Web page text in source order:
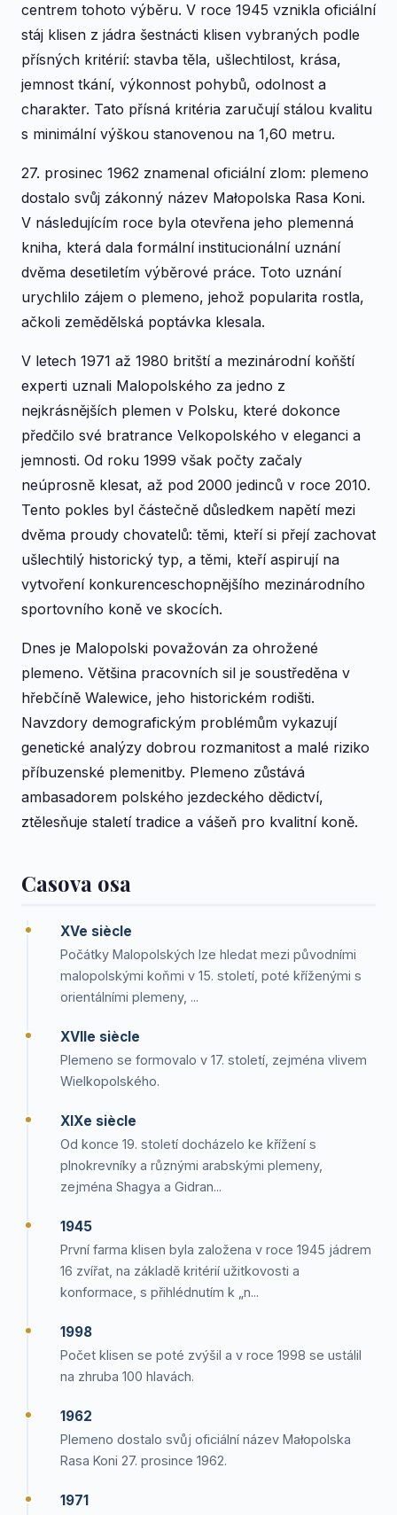
centrem tohoto výběru. V roce 1945 vznikla oficiální
stáj klisen z jádra šestnácti klisen vybraných podle
přísných kritérií: stavba těla, ušlechtilost, krása,
jemnost tkání, výkonnost pohybů, odolnost a
charakter. Tato přísná kritéria zaručují stálou kvalitu
s minimální výškou stanovenou na 1,60 metru.
27. prosinec 1962 znamenal oficiální zlom: plemeno
dostalo svůj zákonný název Małopolska Rasa Koni.
V následujícím roce byla otevřena jeho plemenná
kniha, která dala formální institucionální uznání
dvěma desetiletím výběrové práce. Toto uznání
urychlilo zájem o plemeno, jehož popularita rostla,
ačkoli zemědělská poptávka klesala.
V letech 1971 až 1980 britští a mezinárodní koňští
experti uznali Malopolského za jedno z
nejkrásnějších plemen v Polsku, které dokonce
předčilo své bratrance Velkopolského v eleganci a
jemnosti. Od roku 1999 však počty začaly
neúprosně klesat, až pod 2000 jedinců v roce 2010.
Tento pokles byl částečně důsledkem napětí mezi
dvěma proudy chovatelů: těmi, kteří si přejí zachovat
ušlechtilý historický typ, a těmi, kteří aspirují na
vytvoření konkurenceschopnějšího mezinárodního
sportovního koně ve skocích.
Dnes je Malopolski považován za ohrožené
plemeno. Většina pracovních sil je soustředěna v
hřebčíně Walewice, jeho historickém rodišti.
Navzdory demografickým problémům vykazují
genetické analýzy dobrou rozmanitost a malé riziko
příbuzenské plemenitby. Plemeno zůstává
ambasadorem polského jezdeckého dědictví,
ztělesňuje staletí tradice a vášeň pro kvalitní koně.
Casova osa
XVe siècle
Počátky Malopolských lze hledat mezi původními
malopolskými koňmi v 15. století, poté kříženými s
orientálními plemeny, ...
XVIIe siècle
Plemeno se formovalo v 17. století, zejména vlivem
Wielkopolského.
XIXe siècle
Od konce 19. století docházelo ke křížení s
plnokrevníky a různými arabskými plemeny,
zejména Shagya a Gidran...
1945
První farma klisen byla založena v roce 1945 jádrem
16 zvířat, na základě kritérií užitkovosti a
konformace, s přihlédnutím k „n...
1998
Počet klisen se poté zvýšil a v roce 1998 se ustálil
na zhruba 100 hlavách.
1962
Plemeno dostalo svůj oficiální název Małopolska
Rasa Koni 27. prosince 1962.
1971